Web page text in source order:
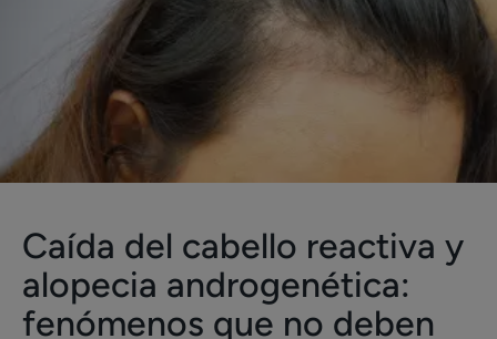
Caída del cabello reactiva y
alopecia androgenética:
fenómenos que no deben